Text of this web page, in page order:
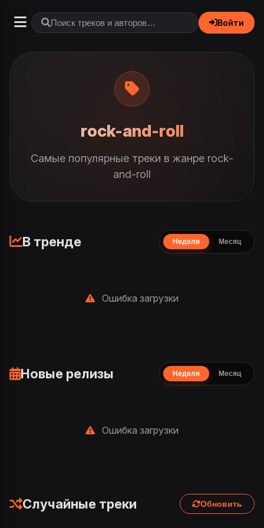
Войти
rock-and-roll
Самые популярные треки в жанре rock-
and-roll
В тренде Неделя Месяц
Ошибка загрузки
Новые релизы Неделя Месяц
Ошибка загрузки
Случайные треки Обновить